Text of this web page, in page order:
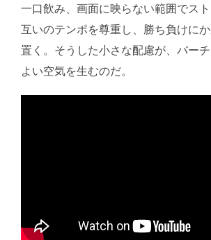
一口飲み、画面に映らない範囲でス
互いのテンポを尊重し、勝ち負けに
置く。そうした小さな配慮が、バー
よい空気を生むのだ。